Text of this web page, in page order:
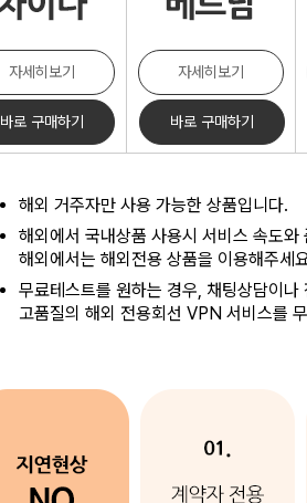
자세히보기
바로 구매하기
자세히보기
바로 구매하기
해외 거주자만 사용 가능한 상품입니다.
해외에서 국내상품 사용시 서비스 속도
해외에서는 해외전용 상품을 이용해주세
무료테스트를 원하는 경우, 채팅상담이
고품질의 해외 전용회선 VPN 서비스를